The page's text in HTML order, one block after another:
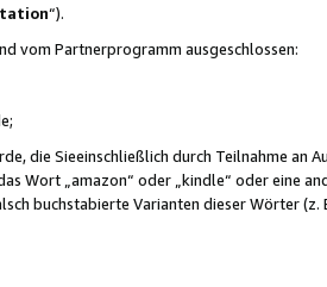
“).
vom Partnerprogramm ausgeschlossen:
die Sieeinschließlich durch Teilnahme an
Wort „amazon“ oder „kindle“ oder eine
buchstabierte Varianten dieser Wörter (z.